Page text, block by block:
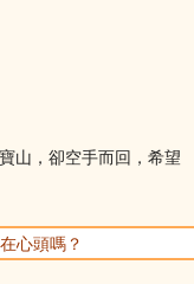
山，卻空手而回，希望
心頭嗎？